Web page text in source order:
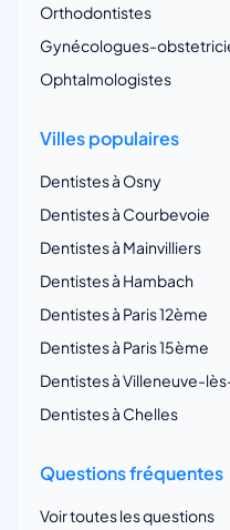
Orthodontistes
Gynécologues-
Ophtalmologistes
Villes populaires
Dentistes à Osny
Dentistes à Courbevoie
Dentistes à Mainvilliers
Dentistes à Hambach
Dentistes à Paris 12ème
Dentistes à Paris 15ème
Dentistes à Villeneuve-
Dentistes à Chelles
Questions fréquentes
Voir toutes les questions